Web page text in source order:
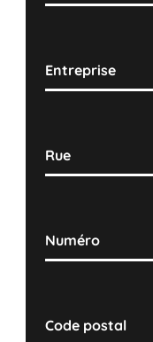
Entreprise
Rue
Numéro
Code postal